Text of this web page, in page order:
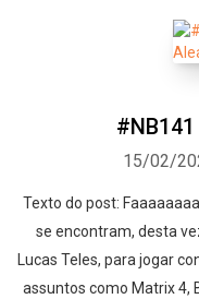
15/02/
Texto do post:
se encontram, desta
Lucas Teles, para jogar
assuntos como Matrix 4,